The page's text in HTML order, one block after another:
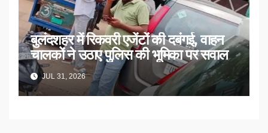
बुलंदशहर में रिकवरी एजेंटों की दबंगई, वाहन
चालकों ने उठाए पुलिस की भूमिका पर सवाल
JUL 31, 2026